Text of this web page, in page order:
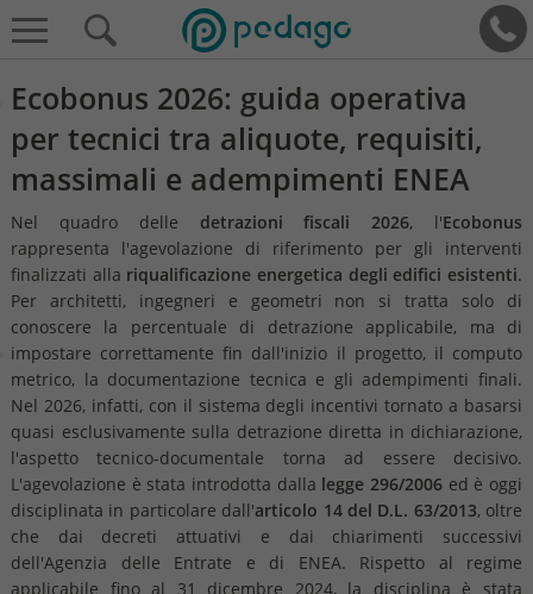
Ecobonus 2026: guida operativa
per tecnici tra aliquote, requisiti,
massimali e adempimenti ENEA
Nel quadro delle detrazioni fiscali 2026, l'Ecobonus
rappresenta l'agevolazione di riferimento per gli interventi
finalizzati alla riqualificazione energetica degli edifici esistenti.
Per architetti, ingegneri e geometri non si tratta solo di
conoscere la percentuale di detrazione applicabile, ma di
impostare correttamente fin dall'inizio il progetto, il computo
metrico, la documentazione tecnica e gli adempimenti finali.
Nel 2026, infatti, con il sistema degli incentivi tornato a basarsi
quasi esclusivamente sulla detrazione diretta in dichiarazione,
l'aspetto tecnico-documentale torna ad essere decisivo.
L'agevolazione è stata introdotta dalla legge 296/2006 ed è oggi
disciplinata in particolare dall'articolo 14 del D.L. 63/2013, oltre
che dai decreti attuativi e dai chiarimenti successivi
dell'Agenzia delle Entrate e di ENEA. Rispetto al regime
applicabile fino al 31 dicembre 2024, la disciplina è stata